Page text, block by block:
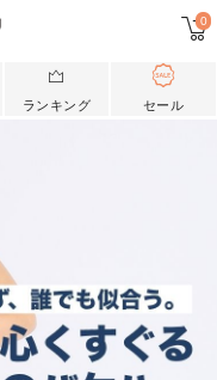
0
ランキング セール